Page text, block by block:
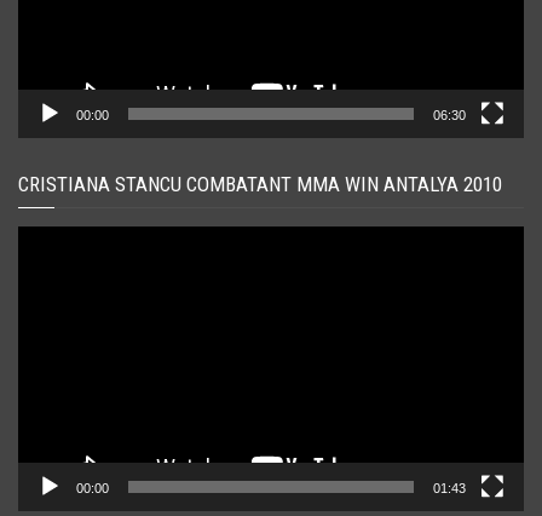
00:00 06:30
CRISTIANA STANCU COMBATANT MMA WIN ANTALYA 2010
00:00 01:43